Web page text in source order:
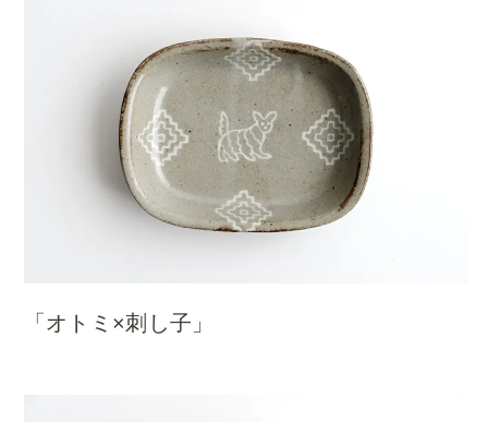
「オトミ×刺し子」